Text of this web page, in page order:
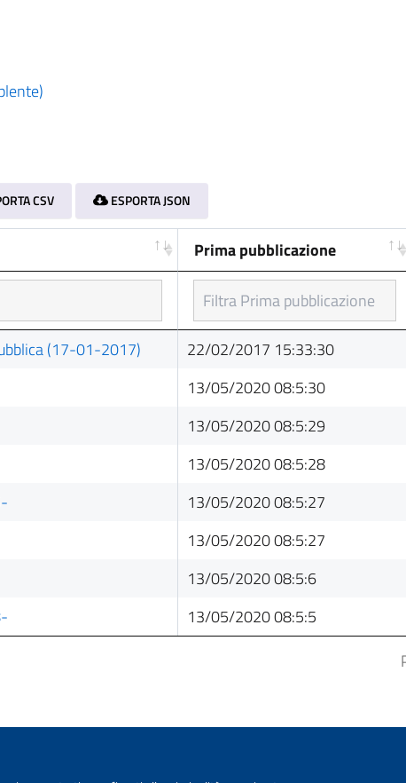
CSV ESPORTA JSON
Prima pubblicazione
Prima pubblicazione
(17-01-2017) 22/02/2017 15:33:30
13/05/2020 08:5:30
13/05/2020 08:5:29
13/05/2020 08:5:28
13/05/2020 08:5:27
13/05/2020 08:5:27
13/05/2020 08:5:6
13/05/2020 08:5:5